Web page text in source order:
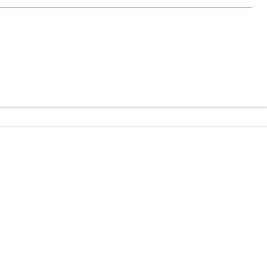
son environnement paisible et ses paysages verdoyants.
vous trouverez une entrée, un séjour lumineux, une
immatriculé au RSAC de Lisieux sous le numéro